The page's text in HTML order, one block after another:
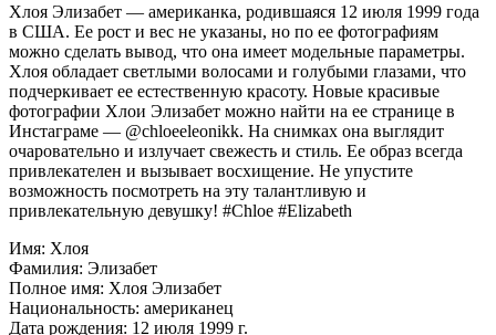
Хлоя Элизабет — американка, родившаяся 12 июля 1999 года
в США. Ее рост и вес не указаны, но по ее фотографиям
можно сделать вывод, что она имеет модельные параметры.
Хлоя обладает светлыми волосами и голубыми глазами, что
подчеркивает ее естественную красоту. Новые красивые
фотографии Хлои Элизабет можно найти на ее странице в
Инстаграме — @chloeeleonikk. На снимках она выглядит
очаровательно и излучает свежесть и стиль. Ее образ всегда
привлекателен и вызывает восхищение. Не упустите
возможность посмотреть на эту талантливую и
привлекательную девушку! #Chloe #Elizabeth
Имя: Хлоя
Фамилия: Элизабет
Полное имя: Хлоя Элизабет
Национальность: американец
Дата рождения: 12 июля 1999 г.